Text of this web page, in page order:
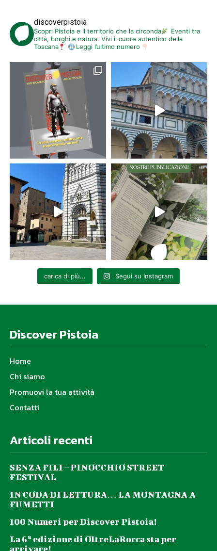
discoverpistoia
Scopri Pistoia e il territorio che la circonda
Eventi tra
città, borghi e natura. Vivi il cuore autentico della
Toscana
Leggi l’ultimo numero
carica di più... Segui su Instagram
Discover Pistoia
Home
Chi siamo
Promuovi la tua attività
Contatti
Articoli recenti
SENZA FILI – PINOCCHIO STREET
FESTIVAL
IN CODA DI LETTURA… LA MONTAGNA A
FUMETTI
100 Numeri per Discover Pistoia!
La 6ª edizione di OltreLaRocca sta per